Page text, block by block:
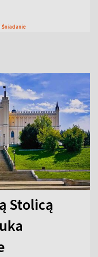
Śniadanie
Stolicą